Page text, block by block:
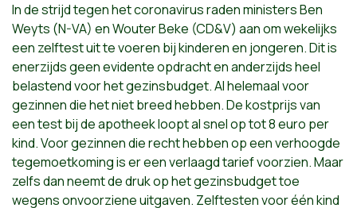
In de strijd tegen het coronavirus raden ministers Ben
Weyts (N-VA) en Wouter Beke (CD&V) aan om wekelijks
een zelftest uit te voeren bij kinderen en jongeren. Dit is
enerzijds geen evidente opdracht en anderzijds heel
belastend voor het gezinsbudget. Al helemaal voor
gezinnen die het niet breed hebben. De kostprijs van
een test bij de apotheek loopt al snel op tot 8 euro per
kind. Voor gezinnen die recht hebben op een verhoogde
tegemoetkoming is er een verlaagd tarief voorzien. Maar
zelfs dan neemt de druk op het gezinsbudget toe
wegens onvoorziene uitgaven. Zelftesten voor één kind